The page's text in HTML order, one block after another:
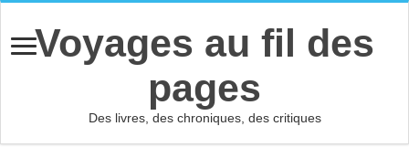
Voyages au fil des
pages
Des livres, des chroniques, des critiques